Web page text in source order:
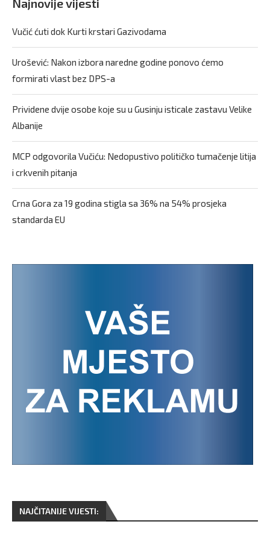
Najnovije vijesti
Vučić ćuti dok Kurti krstari Gazivodama
Urošević: Nakon izbora naredne godine ponovo ćemo
formirati vlast bez DPS-a
Prividene dvije osobe koje su u Gusinju isticale zastavu Velike
Albanije
MCP odgovorila Vučiću: Nedopustivo političko tumačenje litija
i crkvenih pitanja
Crna Gora za 19 godina stigla sa 36% na 54% prosjeka
standarda EU
NAJČITANIJE VIJESTI: